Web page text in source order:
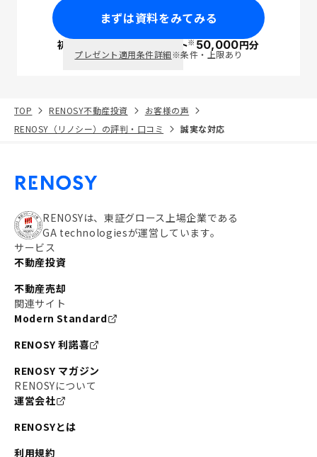
まずは資料をみてみる
初回面談で ポイント※50,000円分
プレゼント適用条件詳細※条件・上限あり
TOP RENOSY不動産投資
お客様の声
RENOSY（リノシー）の評判・口コミ
誠実な対応
RENOSYは、東証グロース上場企業である
GA technologiesが運営しています。
サービス
不動産投資
不動産売却
関連サイト
Modern Standard
RENOSY 利諾喜
RENOSY マガジン
RENOSYについて
運営会社
RENOSYとは
利用規約